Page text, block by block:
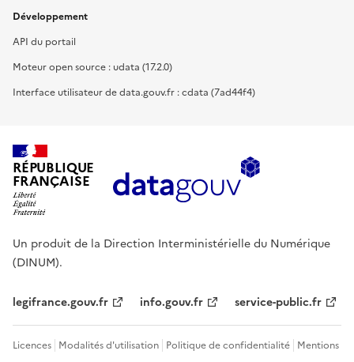
Développement
API du portail
Moteur open source : udata (17.2.0)
Interface utilisateur de data.gouv.fr : cdata (7ad44f4)
RÉPUBLIQUE
FRANÇAISE
Un produit de la Direction Interministérielle du Numérique
(DINUM).
legifrance.gouv.fr info.gouv.fr service-public.fr
Licences Modalités d'utilisation Politique de confidentialité Mentions